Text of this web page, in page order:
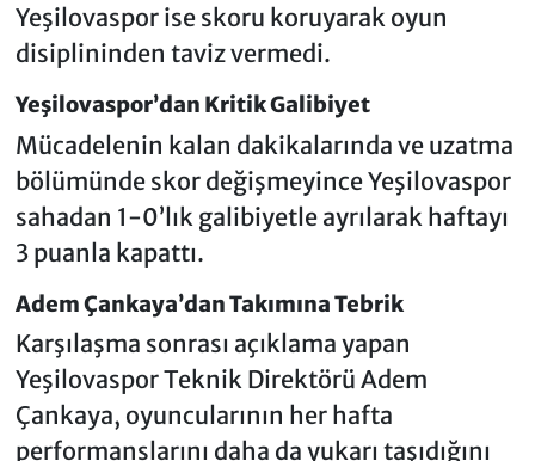
Yeşilovaspor ise skoru koruyarak oyun
disiplininden taviz vermedi.
Yeşilovaspor’dan Kritik Galibiyet
Mücadelenin kalan dakikalarında ve uzatma
bölümünde skor değişmeyince Yeşilovaspor
sahadan 1-0’lık galibiyetle ayrılarak haftayı
3 puanla kapattı.
Adem Çankaya’dan Takımına Tebrik
Karşılaşma sonrası açıklama yapan
Yeşilovaspor Teknik Direktörü Adem
Çankaya, oyuncularının her hafta
performanslarını daha da yukarı taşıdığını